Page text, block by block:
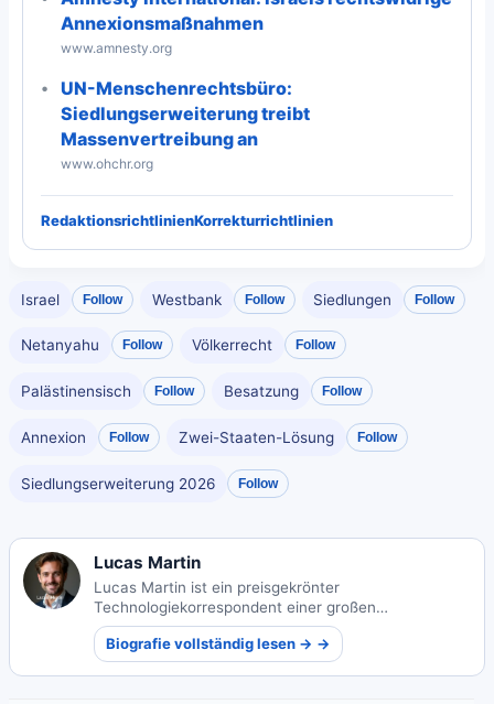
Annexionsmaßnahmen
www.amnesty.org
UN-Menschenrechtsbüro:
Siedlungserweiterung treibt
Massenvertreibung an
www.ohchr.org
RedaktionsrichtlinienKorrekturrichtlinien
Israel Follow Westbank Follow Siedlungen Follow
Netanyahu Follow Völkerrecht Follow
Palästinensisch Follow Besatzung Follow
Annexion Follow Zwei-Staaten-Lösung Follow
Siedlungserweiterung 2026 Follow
Lucas Martin
Lucas Martin ist ein preisgekrönter
Technologiekorrespondent einer großen
französischen Tageszeitung, bekannt dafür,
komplexe Technologiethemen für ein breites
Publikum verständlich zu machen.
Biografie vollständig lesen → →